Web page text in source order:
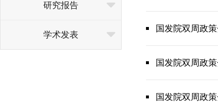
研究报告
学术发表
国发院双周政
国发院双周政
国发院双周政